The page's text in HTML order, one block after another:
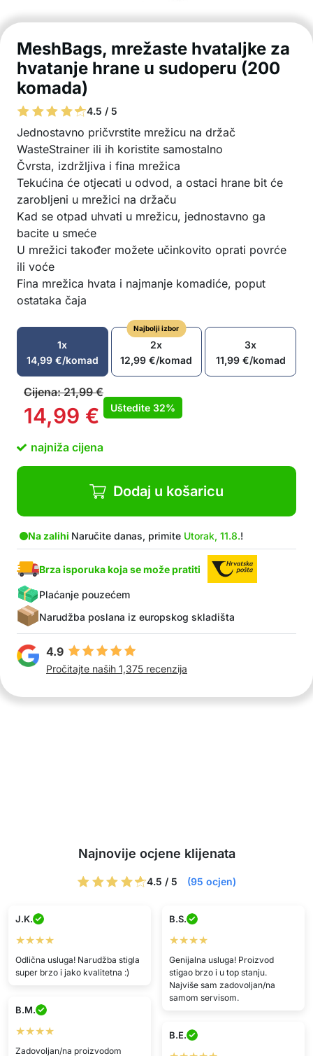
MeshBags, mrežaste hvataljke za
hvatanje hrane u sudoperu (200
komada)
4.5 / 5
Jednostavno pričvrstite mrežicu na držač
WasteStrainer ili ih koristite samostalno
Čvrsta, izdržljiva i fina mrežica
Tekućina će otjecati u odvod, a ostaci hrane bit će
zarobljeni u mrežici na držaču
Kad se otpad uhvati u mrežicu, jednostavno ga
bacite u smeće
U mrežici također možete učinkovito oprati povrće
ili voće
Fina mrežica hvata i najmanje komadiće, poput
ostataka čaja
1x
14,99 €/komad
Najbolji izbor
2x
12,99€/komad
3x
11,99 €/komad
Cijena:21,99€
14,99 € Uštedite 32%
najniža cijena
Dodaj u košaricu
Na zalihi Naručite danas, primite Utorak, 11.8.!
Brza isporuka koja se može pratiti
Plaćanje pouzećem
Narudžba poslana iz europskog skladišta
4.9
Pročitajte naših 1,375 recenzija
Najnovije ocjene klijenata
4.5 / 5 (95 ocjen)
J.K.
★★★★
Odlična usluga! Narudžba stigla
super brzo i jako kvalitetna :)
B.S.
★★★★
Genijalna usluga! Proizvod
stigao brzo i u top stanju.
Najviše sam zadovoljan/na
samom servisom.
B.M.
★★★★
Zadovoljan/na proizvodom
B.E.